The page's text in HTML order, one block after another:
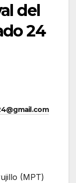
del
24
(MPT)